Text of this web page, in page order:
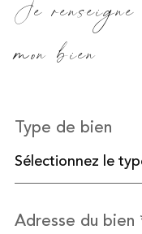
défaut
Je
mon bien
Type de bien
Sélectionnez le
Adresse du bien